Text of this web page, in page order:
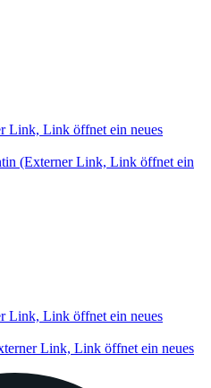
Link, Link öffnet ein neues
(Externer Link, Link öffnet ein
Link, Link öffnet ein neues
Link, Link öffnet ein neues